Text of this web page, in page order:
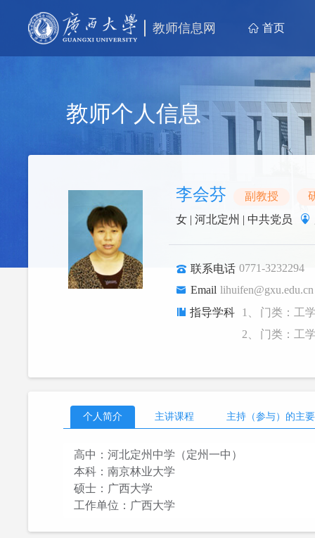
教师信息网 首页
教师个人信息
李会芬 副教授
女 | 河北定州 | 中共党员
联系电话 0771-3232294
Email lihuifen@gxu.edu.cn
指导学科
1、
门类：工
2、
门类：工
个人简介 主讲课程 主持（参与）的主